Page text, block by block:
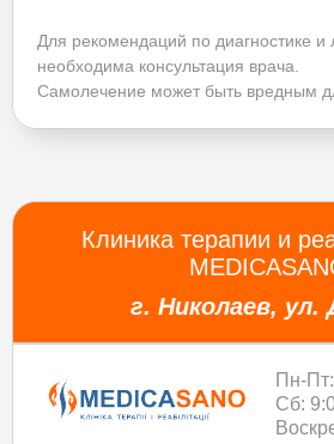
Для рекомендаций по диагностике и
необходима консультация врача.
Самолечение может быть вредным
Клиника терапии и
г. Николаев, ул.
Пн-
Сб: